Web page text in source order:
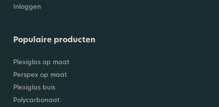
Inloggen
Populaire producten
Plexiglas op maat
Perspex op maat
Plexiglas buis
Polycarbonaat